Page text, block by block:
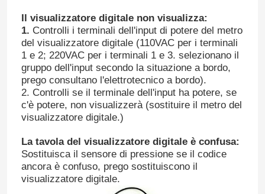
Il visualizzatore digitale non visualizza:
1. Controlli i terminali dell'input di potere del metro
del visualizzatore digitale (110VAC per i terminali
1 e 2; 220VAC per i terminali 1 e 3. selezionano il
gruppo dell'input secondo la situazione a bordo,
prego consultano l'elettrotecnico a bordo).
2. Controlli se il terminale dell'input ha potere, se
c'è potere, non visualizzerà (sostituire il metro del
visualizzatore digitale.)
La tavola del visualizzatore digitale è confusa:
Sostituisca il sensore di pressione se il codice
ancora è confuso, prego sostituiscono il
visualizzatore digitale.